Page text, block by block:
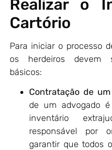
Realizar o
Cartório
Para iniciar o processo
os herdeiros devem
básicos:
Contratação de
de um advogado
inventário
responsável por
garantir que todos